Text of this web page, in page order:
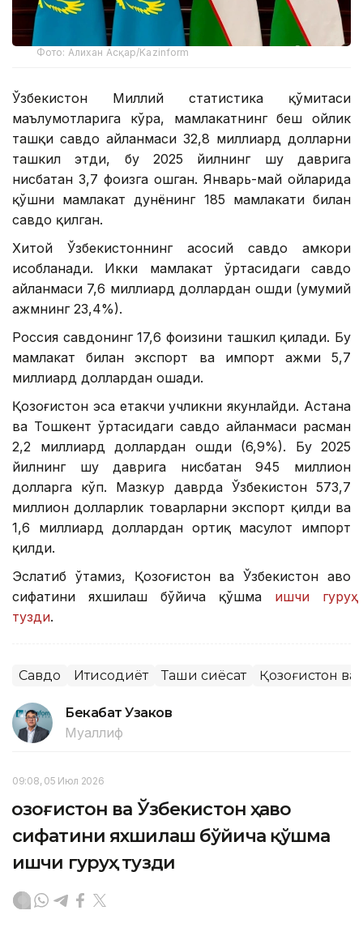
Фото: Алихан Асқар/Kazinform
Ўзбекистон Миллий статистика қўмитаси
маълумотларига кўра, мамлакатнинг беш ойлик
ташқи савдо айланмаси 32,8 миллиард долларни
ташкил этди, бу 2025 йилнинг шу даврига
нисбатан 3,7 фоизга ошган. Январь-май ойларида
қўшни мамлакат дунёнинг 185 мамлакати билан
савдо қилган.
Хитой Ўзбекистоннинг асосий савдо ҳамкори
ҳисобланади. Икки мамлакат ўртасидаги савдо
айланмаси 7,6 миллиард доллардан ошди (умумий
ҳажмнинг 23,4%).
Россия савдонинг 17,6 фоизини ташкил қилади. Бу
мамлакат билан экспорт ва импорт ҳажми 5,7
миллиард доллардан ошади.
Қозоғистон эса етакчи учликни якунлайди. Астана
ва Тошкент ўртасидаги савдо айланмаси расман
2,2 миллиард доллардан ошди (6,9%). Бу 2025
йилнинг шу даврига нисбатан 945 миллион
долларга кўп. Мазкур даврда Ўзбекистон 573,7
миллион долларлик товарларни экспорт қилди ва
1,6 миллиард доллардан ортиқ маҳсулот импорт
қилди.
Эслатиб ўтамиз, Қозоғистон ва Ўзбекистон ҳаво
сифатини яхшилаш бўйича қўшма ишчи гуруҳ
тузди.
Савдо Иқтисодиёт Ташқи сиёсат Қозоғистон ва
Бекабат Узаков
Муаллиф
09:08, 05 Июл 2026
Қозоғистон ва Ўзбекистон ҳаво
сифатини яхшилаш бўйича қўшма
ишчи гуруҳ тузди